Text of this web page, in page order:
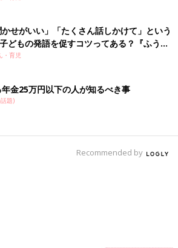
かせがいい」「たくさん話しかけて」という
どもの発語を促すコツってある？『ふうふ
64』
・育児
年金25万円以下の人が知るべき事
題)
Recommended by